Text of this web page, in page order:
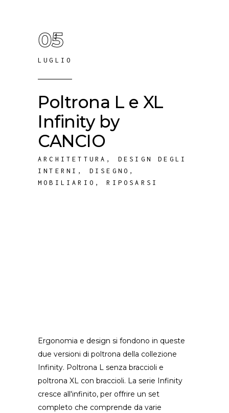
05
LUGLIO
Poltrona L e XL
Infinity by
CANCIO
ARCHITETTURA , DESIGN DEGLI
INTERNI , DISEGNO ,
MOBILIARIO ,RIPOSARSI
Ergonomia e design si fondono in queste
due versioni di poltrona della collezione
Infinity. Poltrona L senza braccioli e
poltrona XL con braccioli. La serie Infinity
cresce all'infinito, per offrire un set
completo che comprende da varie